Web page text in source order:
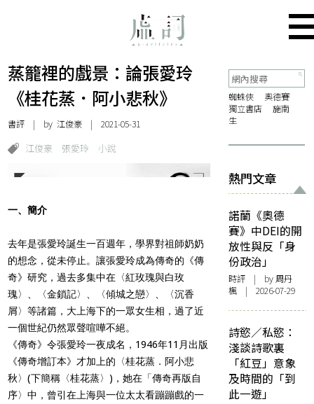
­蒸籠裡的戲景：論張愛玲
《桂花蒸．阿小悲秋》
書評 | by江俊豪 | 2021-05-31
江俊豪 張愛玲 小說
一、簡介
去年是張愛玲誕生一百週年，學界對祖師奶奶
的想念，從未停止。讓張愛玲成為傳奇的《傳
奇》研究，過去多集中在〈紅玫瑰與白玫
瑰〉、〈金鎖記〉、〈傾城之戀〉、〈沉香
屑〉等諸篇，大上海下的一眾女生相，過了近
一個世紀仍然眾聲喧嘩不絕。
《傳奇》令張愛玲一夜成名，1946年11月出版
《傳奇增訂本》才加上的〈桂花蒸．阿小悲
秋〉(下簡稱〈桂花蒸〉)，她在「傳奇再版自
序〉中，曾引在上海與一位太太看蹦蹦戲的一
蜘蛛俠
奧德賽
獨立書店
施南
生
熱門文章
諾蘭《奧德
賽》中DEI的開
放性與反「身
份政治」
時評 | by周丹
楓 | 2026-07-29
詩慾／私慾：
淺談詩歌裏
「紅豆」意象
及時間的「到
此一遊」